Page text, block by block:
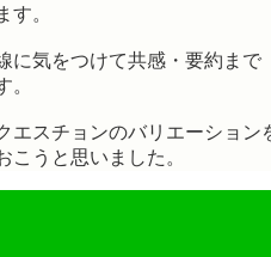
す。
に気をつけて共感・要約まで
。
エスチョンのバリエーション
うと思いました。